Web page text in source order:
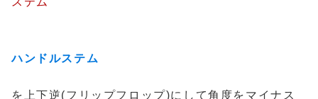
ハンドルステム
を上下逆(フリップフロップ)にして角度をマイナス